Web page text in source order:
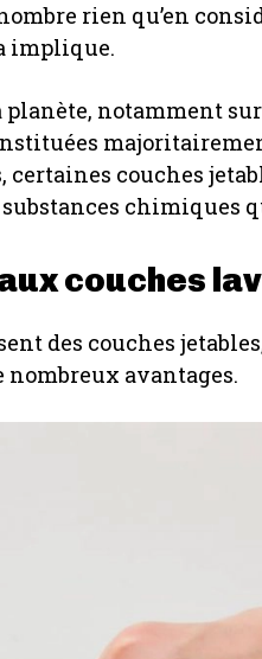
rien qu’en
implique.
notamment
certaines couches
substances chimiques
couches
des couches
avantages.